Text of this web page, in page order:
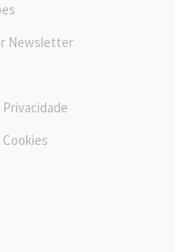
Newsletter